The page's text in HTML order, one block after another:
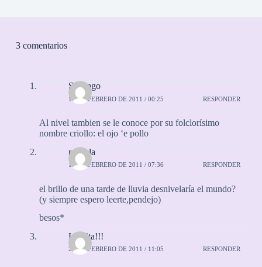
3 comentarios
Santiago
18 DE FEBRERO DE 2011 / 00:25 RESPONDER
Al nivel tambien se le conoce por su folclorísimo
nombre criollo: el ojo ‘e pollo
rayuela
18 DE FEBRERO DE 2011 / 07:36 RESPONDER
el brillo de una tarde de lluvia desnivelaría el mundo?
(y siempre espero leerte,pendejo)
besos*
Laurita!!!
20 DE FEBRERO DE 2011 / 11:05 RESPONDER